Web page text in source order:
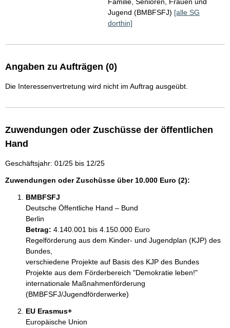
Jugend (BMBFSFJ) [alle SG
dorthin]
Angaben zu Aufträgen (0)
Die Interessenvertretung wird nicht im Auftrag ausgeübt.
Zuwendungen oder Zuschüsse der öffentlichen
Hand
Geschäftsjahr: 01/25 bis 12/25
Zuwendungen oder Zuschüsse über 10.000 Euro (2):
BMBFSFJ
Deutsche Öffentliche Hand – Bund
Berlin
Betrag: 4.140.001 bis 4.150.000 Euro
Regelförderung aus dem Kinder- und Jugendplan (KJP) des
Bundes,
verschiedene Projekte auf Basis des KJP des Bundes
Projekte aus dem Förderbereich "Demokratie leben!"
internationale Maßnahmenförderung
EU Erasmus+
Europäische Union